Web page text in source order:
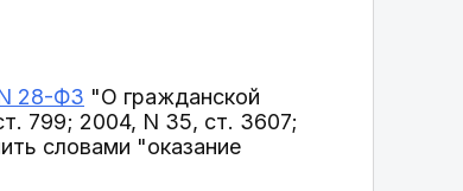
28-ФЗ "О гражданской
799; 2004, N 35, ст. 3607;
словами "оказание